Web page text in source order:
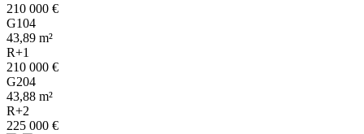
210 000 €
G104
43,89 m²
R+1
210 000 €
G204
43,88 m²
R+2
225 000 €